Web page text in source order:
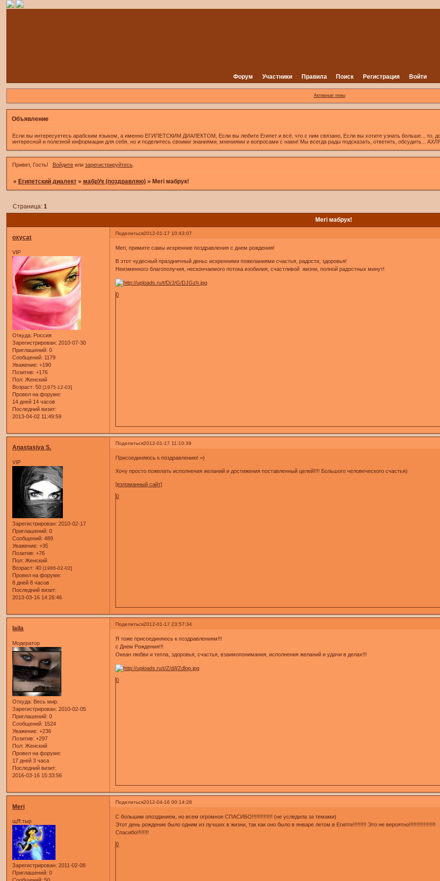
Форум Участники Правила Поиск Регистрация Войти
Активные темы
Объявление
Если вы интересуетесь арабским языком, а именно ЕГИПЕТСКИМ ДИАЛЕКТОМ, Если вы любите Египет и всё, что с ним связано, Если вы хотите узнать больше... то,
интересной и полезной информации для себя, но и поделитесь своими знаниями, мнениями и вопросами с нами! Мы всегда рады подсказать, ответить, обсудить...
Привет, Гость! Войдитеили зарегистрируйтесь.
» Египетский диалект » мабрУк (поздравляю) » Meri мабрук!
Meri мабрук!
Страница: 1
Поделиться2012-01-17 10:43:07
oxycat
VIP
Откуда: Россия
Зарегистрирован: 2010-07-30
Приглашений: 0
Сообщений: 1179
Уважение: +190
Позитив: +176
Пол: Женский
Возраст: 50[1975-12-03]
Провел на форуме:
14 дней 14 часов
Последний визит:
2013-04-02 11:49:59
Meri, примите самы искренние поздравления с днем рождения!
В этот чудесный праздничный деньс искренними пожеланиями счастья, радости, здоровья!
Неизменного благополучия, нескончаемого потока изобилия, счастливой жизни, полной радостных минут!
0
Поделиться2012-01-17 11:10:39
Anastasiya S.
VIP
Зарегистрирован: 2010-02-17
Приглашений: 0
Сообщений: 489
Уважение: +35
Позитив: +76
Пол: Женский
Возраст: 40[1986-02-02]
Провел на форуме:
8 дней 8 часов
Последний визит:
2013-03-16 14:26:46
Присоединяюсь к поздравлению! =)
Хочу просто пожелать исполнения желаний и достижения поставленный целей!!!! Большого человеческого счастья)
[взломанный сайт]
0
Поделиться2012-01-17 23:57:34
laila
Модератор
Откуда: Весь мир.
Зарегистрирован: 2010-02-05
Приглашений: 0
Сообщений: 1524
Уважение: +236
Позитив: +297
Пол: Женский
Провел на форуме:
17 дней 3 часа
Последний визит:
2016-03-16 15:33:56
Я тоже присоединяюсь к поздравлениям!!!
с Днем Рождения!!!
Океан любви и тепла, здоровья, счастья, взаимопонимания, исполнения желаний и удачи в делах!!!
0
Поделиться2012-04-16 00:14:28
Meri
щЯ:тыр
Зарегистрирован: 2011-02-08
Приглашений: 0
С большим опозданием, но всем огромное СПАСИБО!!!!!!!!!!!!!! (не уследила за темами)
Этот день рождение было одним из лучших в жизни, так как оно было в январе летом в Египте!!!!!!!!! Это не вероятно!!!!!!!!!!!!!!!!!!
Спасибо!!!!!!!!
0